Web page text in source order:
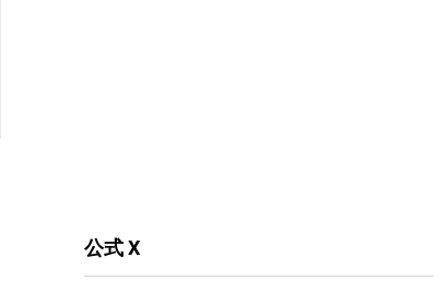
公式 X